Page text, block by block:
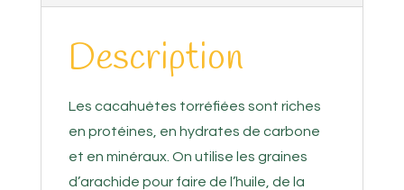
Description
Les cacahuètes torréfiées sont riches
en protéines, en hydrates de carbone
et en minéraux. On utilise les graines
d’arachide pour faire de l’huile, de la